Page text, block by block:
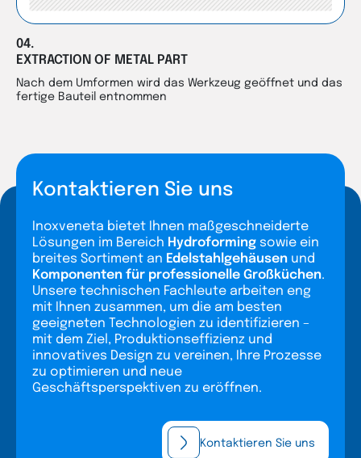
04.
EXTRACTION OF METAL PART
Nach dem Umformen wird das Werkzeug geöffnet und das
fertige Bauteil entnommen
Kontaktieren Sie uns
Inoxveneta bietet Ihnen maßgeschneiderte
Lösungen im Bereich Hydroforming sowie ein
breites Sortiment an Edelstahlgehäusen und
Komponenten für professionelle Großküchen.
Unsere technischen Fachleute arbeiten eng
mit Ihnen zusammen, um die am besten
geeigneten Technologien zu identifizieren –
mit dem Ziel, Produktionseffizienz und
innovatives Design zu vereinen, Ihre Prozesse
zu optimieren und neue
Geschäftsperspektiven zu eröffnen.
Kontaktieren Sie uns